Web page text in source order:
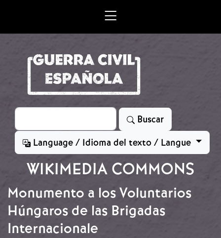
Search
Buscar
Language / Idioma del texto / Langue
WIKIMEDIA COMMONS
Monumento a los Voluntarios
Húngaros de las Brigadas
Internacionale